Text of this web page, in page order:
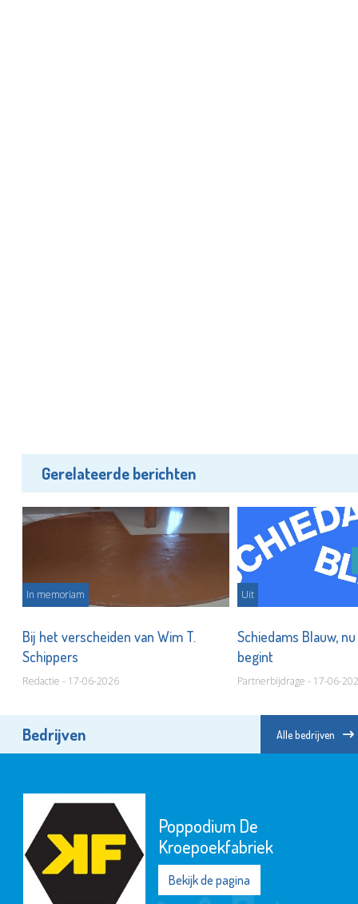
Gerelateerde berichten
In memoriam
Bij het verscheiden van Wim T.
Schippers
Redactie - 17-06-2026
Uit
Schiedams Blauw,
begint
Partnerbijdrage - 17-06-
Bedrijven Alle bedrijven
Poppodium De
Kroepoekfabriek
Bekijk de pagina